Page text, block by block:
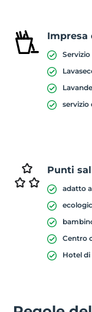
Impresa
servizio
Punti
adatto
Centro
Hotel di